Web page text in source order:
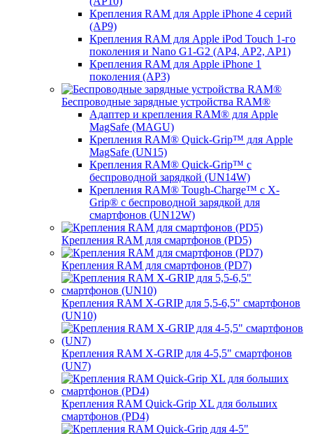
Крепления RAM для Apple iPhone 4 серий
(AP9)
Крепления RAM для Apple iPod Touch 1-го
поколения и Nano G1-G2 (AP4, AP2, AP1)
Крепления RAM для Apple iPhone 1
поколения (AP3)
Беспроводные зарядные устройства RAM®
Адаптер и крепления RAM® для Apple
MagSafe (MAGU)
Крепления RAM® Quick-Grip™ для Apple
MagSafe (UN15)
Крепления RAM® Quick-Grip™ с
беспроводной зарядкой (UN14W)
Крепления RAM® Tough-Charge™ с X-
Grip® с беспроводной зарядкой для
смартфонов (UN12W)
Крепления RAM для смартфонов (PD5)
Крепления RAM для смартфонов (PD7)
Крепления RAM X-GRIP для 5,5-6,5" смартфонов
(UN10)
Крепления RAM X-GRIP для 4-5,5" смартфонов
(UN7)
Крепления RAM Quick-Grip XL для больших
смартфонов (PD4)